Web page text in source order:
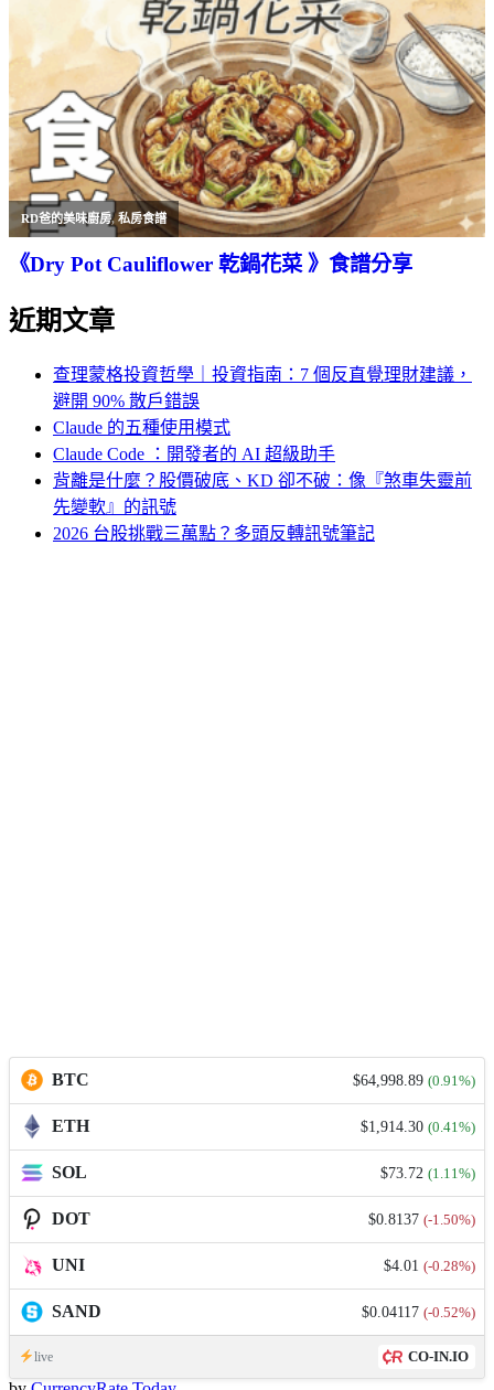
RD爸的美味廚房,私房食譜
《Dry Pot Cauliflower 乾鍋花菜 》食譜分享
近期文章
查理蒙格投資哲學｜投資指南：7 個反直覺理財建議，
避開 90% 散戶錯誤
Claude 的五種使用模式
Claude Code ：開發者的 AI 超級助手
背離是什麼？股價破底、KD 卻不破：像『煞車失靈前
先變軟』的訊號
2026 台股挑戰三萬點？多頭反轉訊號筆記
BTC $64,998.89 (0.91%)
ETH $1,914.30 (0.41%)
SOL $73.72 (1.11%)
DOT $0.8137 (-1.50%)
UNI $4.01 (-0.28%)
SAND $0.04117 (-0.52%)
live CO-IN.IO